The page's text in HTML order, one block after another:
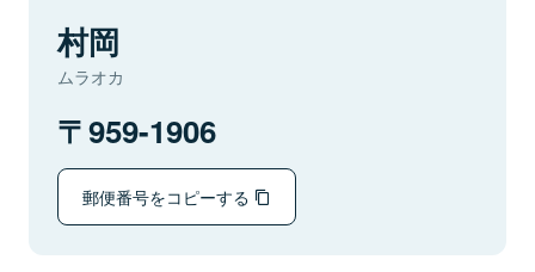
村岡
ムラオカ
959-1906
郵便番号をコピーする